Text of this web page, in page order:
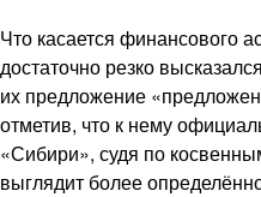
Что касается финансового
достаточно резко
их предложение
отметив, что к нему
«Сибири», судя по
выглядит более